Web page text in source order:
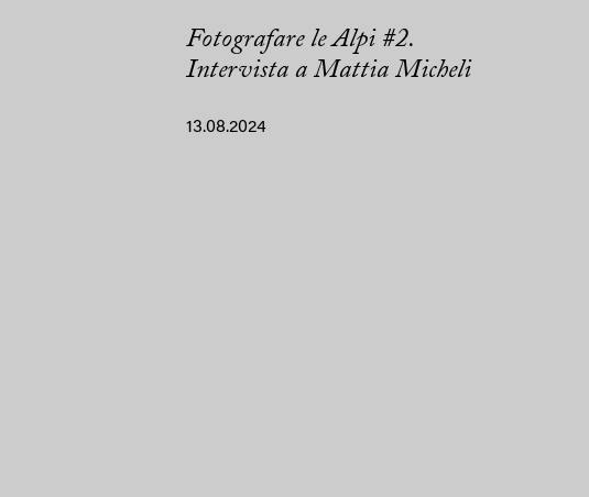
Fotografare le Alpi #2.
Intervista a Mattia Micheli
13.08.2024